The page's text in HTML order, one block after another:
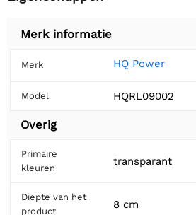
Merk informatie
Merk HQ Power
Model HQRL09002
Overig
Primaire
kleuren
transparant
Diepte van het
product
8 cm